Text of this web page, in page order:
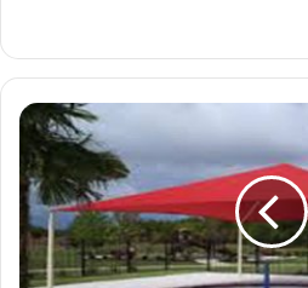
Li
n
k
st
A
p
p